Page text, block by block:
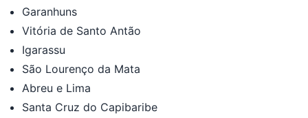
Garanhuns
Vitória de Santo Antão
Igarassu
São Lourenço da Mata
Abreu e Lima
Santa Cruz do Capibaribe